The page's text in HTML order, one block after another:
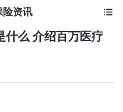
险资讯
什么 介绍百万医疗